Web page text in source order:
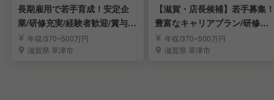
長期雇用で若手育成！安定企
業/研修充実/経験者歓迎/賞与年
2回年収/370~500万円
滋賀県 草津市
【滋賀・店長候補】若手募集！
豊富なキャリアプラン/研修充
実/月9日休み
年収/370~500万円
滋賀県 草津市